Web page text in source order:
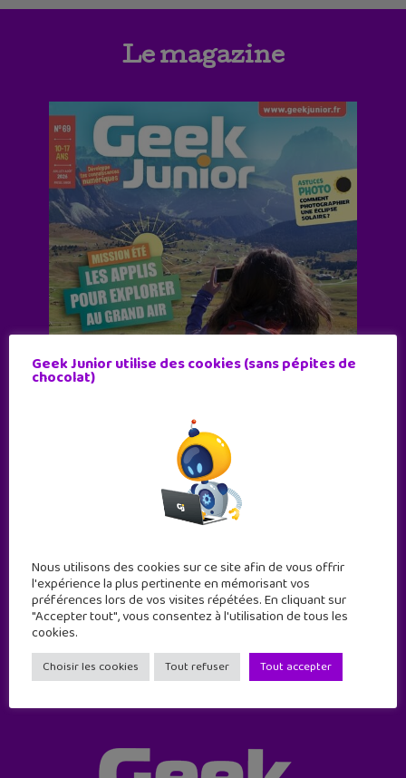
Le magazine
Abonne-toi !
11 numéros par an
Geek Junior utilise des cookies (sans pépites de
chocolat)
Nous utilisons des cookies sur ce site afin de vous offrir
l'expérience la plus pertinente en mémorisant vos
préférences lors de vos visites répétées. En cliquant sur
"Accepter tout", vous consentez à l'utilisation de tous les
cookies.
Choisir les cookies Tout refuser Tout accepter